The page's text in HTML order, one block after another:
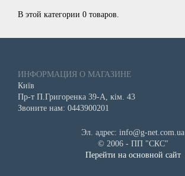
В этой категории 0 товаров.
ИНФОРМАЦИЯ О МАГАЗИНЕ
Київ
Пр-т П.Григоренка 39-А, кім. 43
Звоните нам: 0443900201
Эл. адрес: info@g-net.com.ua
© 2006 - ПП "СКС"
Перейти на основной сайт